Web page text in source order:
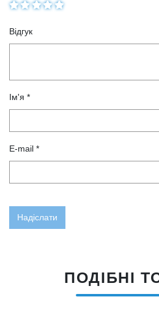
Відгук
Ім'я *
E-mail *
ПОДІБНІ